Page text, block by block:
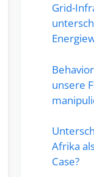
Grid-
unsere
Afrika
Case?